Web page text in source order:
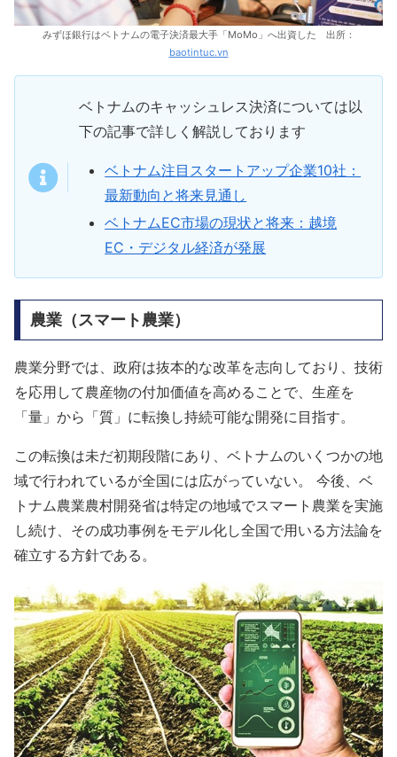
みずほ銀行はベトナムの電子決済最大手「MoMo」へ出資した 出所：
baotintuc.vn
ベトナムのキャッシュレス決済については以
下の記事で詳しく解説しております
ベトナム注目スタートアップ企業10社：
最新動向と将来見通し
ベトナムEC市場の現状と将来：越境
EC・デジタル経済が発展
農業（スマート農業）
農業分野では、政府は抜本的な改革を志向しており、技術
を応用して農産物の付加価値を高めることで、生産を
「量」から「質」に転換し持続可能な開発に目指す。
この転換は未だ初期段階にあり、ベトナムのいくつかの地
域で行われているが全国には広がっていない。 今後、ベ
トナム農業農村開発省は特定の地域でスマート農業を実施
し続け、その成功事例をモデル化し全国で用いる方法論を
確立する方針である。